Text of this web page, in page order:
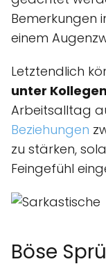
Bemerkungen
einem
Letztendlich
unter Kollegen
Arbeitsalltag
Beziehungen
zu stärken,
Feingefühl
Böse